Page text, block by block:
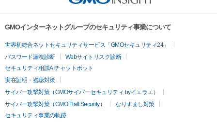
GMOインターネットグループのセキュリティ事業について
世界初総合ネットセキュリティサービス「GMOセキュリティ24」
パスワード漏洩診断
Webサイトリスク診断
セキュリティ相談AIチャットボット
実在証明・盗聴対策
サイバー攻撃対策（GMOサイバーセキュリティ byイエラエ）
サイバー攻撃対策（GMO Flatt Security）
なりすまし対策
セキュリティ事業の軌跡